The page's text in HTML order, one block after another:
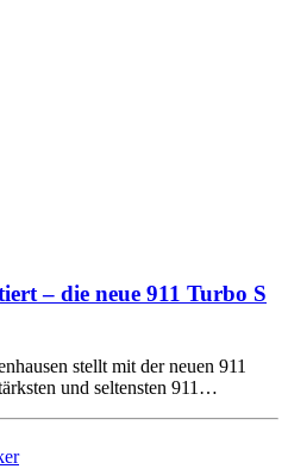
– die neue 911 Turbo S
stellt mit der neuen 911
und seltensten 911…